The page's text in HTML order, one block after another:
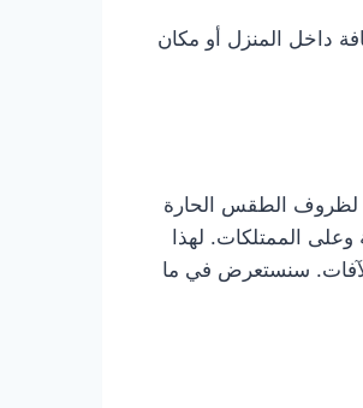
داخل المنزل أو مكان
لظروف الطقس الحارة
الممتلكات. لهذا
سنستعرض في ما